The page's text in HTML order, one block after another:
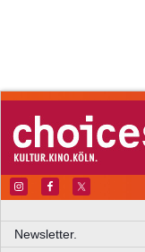
Newsletter.